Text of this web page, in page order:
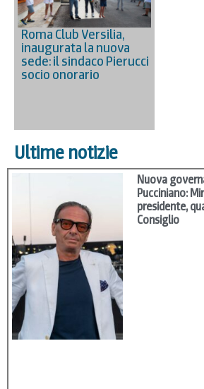
Roma Club Versilia,
inaugurata la nuova
sede: il sindaco Pierucci
socio onorario
Ultime notizie
Nuova
Pucciniano:
presidente,
Consiglio